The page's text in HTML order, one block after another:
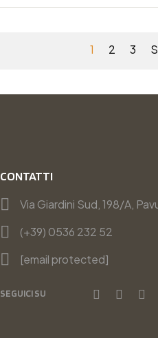
1 2 3
CONTATTI
Via Giardini Sud, 198/A,
(+39) 0536 232 52
[email protected]
SEGUICI SU